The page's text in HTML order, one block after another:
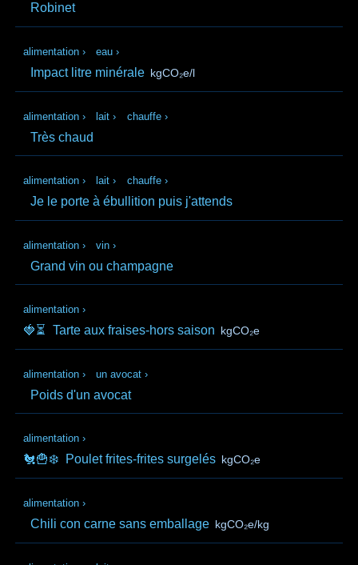
Robinet
alimentation › eau ›
Impact litre minérale kgCO₂e/l
alimentation › lait › chauffe ›
Très chaud
alimentation › lait › chauffe ›
Je le porte à ébullition puis j'attends
alimentation › vin ›
Grand vin ou champagne
alimentation ›
🍓⏳ Tarte aux fraises-hors saison kgCO₂e
alimentation › un avocat ›
Poids d'un avocat
alimentation ›
🐔🍟❄️ Poulet frites-frites surgelés kgCO₂e
alimentation ›
Chili con carne sans emballage kgCO₂e/kg